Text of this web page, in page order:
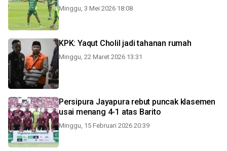
Minggu, 3 Mei 2026 18:08
KPK: Yaqut Cholil jadi tahanan rumah
Minggu, 22 Maret 2026 13:31
Persipura Jayapura rebut puncak klasemen
usai menang 4-1 atas Barito
Minggu, 15 Februari 2026 20:39